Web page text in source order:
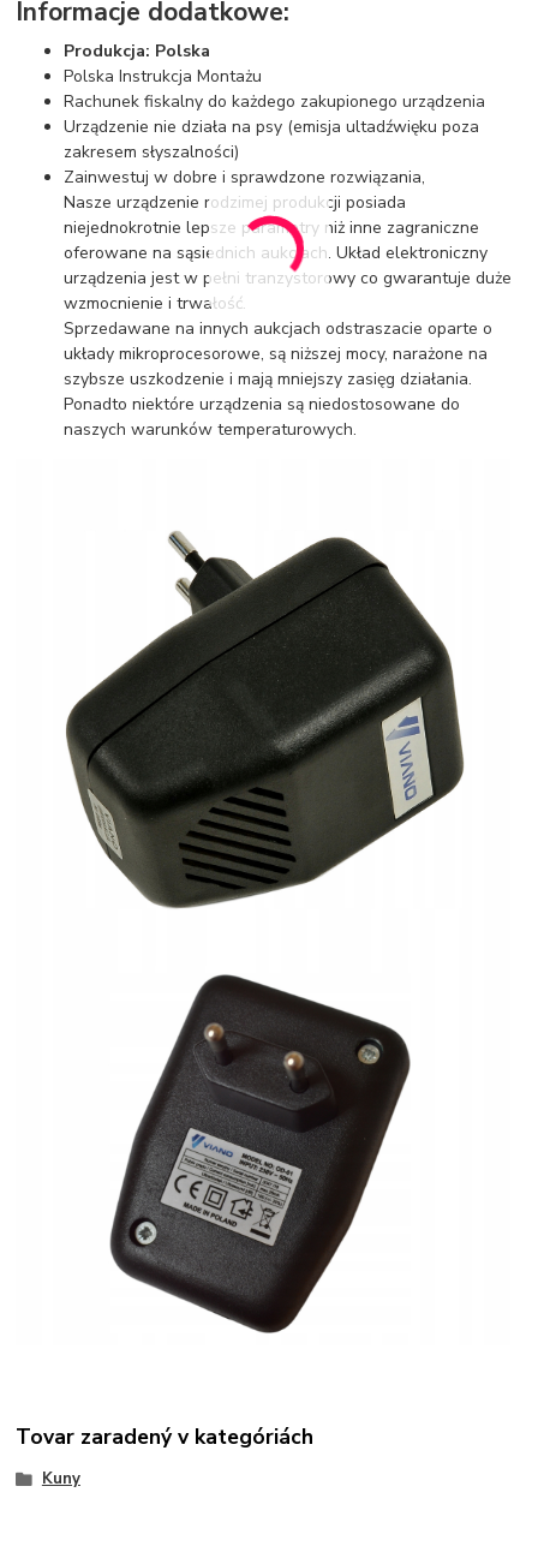
Informacje dodatkowe:
Produkcja: Polska
Polska Instrukcja Montażu
Rachunek fiskalny do każdego zakupionego urządzenia
Urządzenie nie działa na psy (emisja ultadźwięku poza
zakresem słyszalności)
Zainwestuj w dobre i sprawdzone rozwiązania,
Nasze urządzenie rodzimej produkcji posiada
niejednokrotnie lepsze parametry niż inne zagraniczne
oferowane na sąsiednich aukcjach. Układ elektroniczny
urządzenia jest w pełni tranzystorowy co gwarantuje duże
wzmocnienie i trwałość.
Sprzedawane na innych aukcjach odstraszacie oparte o
układy mikroprocesorowe, są niższej mocy, narażone na
szybsze uszkodzenie i mają mniejszy zasięg działania.
Ponadto niektóre urządzenia są niedostosowane do
naszych warunków temperaturowych.
Tovar zaradený v kategóriách
Kuny